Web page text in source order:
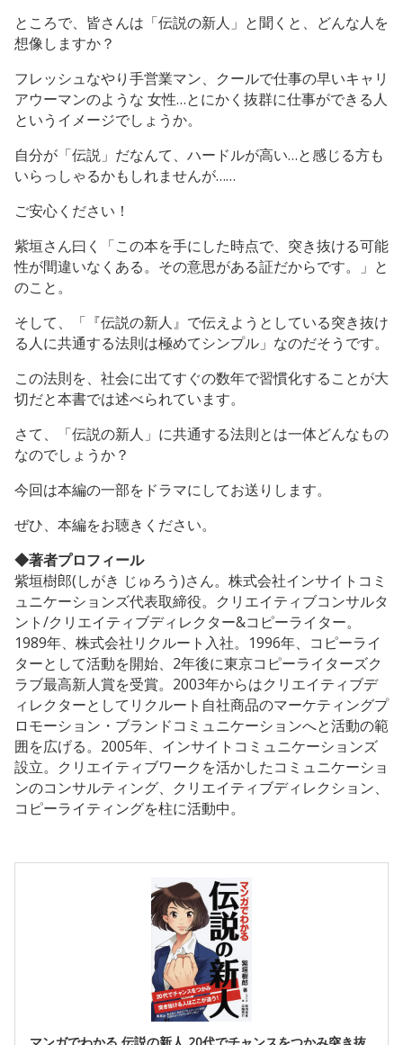
ところで、皆さんは「伝説の新人」と聞くと、どんな人を
想像しますか？
フレッシュなやり手営業マン、クールで仕事の早いキャリ
アウーマンのような 女性…とにかく抜群に仕事ができる人
というイメージでしょうか。
自分が「伝説」だなんて、ハードルが高い…と感じる方も
いらっしゃるかもしれませんが……
ご安心ください！
紫垣さん曰く「この本を手にした時点で、突き抜ける可能
性が間違いなくある。その意思がある証だからです。」と
のこと。
そして、「『伝説の新人』で伝えようとしている突き抜け
る人に共通する法則は極めてシンプル」なのだそうです。
この法則を、社会に出てすぐの数年で習慣化することが大
切だと本書では述べられています。
さて、「伝説の新人」に共通する法則とは一体どんなもの
なのでしょうか？
今回は本編の一部をドラマにしてお送りします。
ぜひ、本編をお聴きください。
◆著者プロフィール
紫垣樹郎(しがき じゅろう)さん。株式会社インサイトコミ
ュニケーションズ代表取締役。クリエイティブコンサルタ
ント/クリエイティブディレクター&コピーライター。
1989年、株式会社リクルート入社。1996年、コピーライ
ターとして活動を開始、2年後に東京コピーライターズク
ラブ最高新人賞を受賞。2003年からはクリエイティブデ
ィレクターとしてリクルート自社商品のマーケティングプ
ロモーション・ブランドコミュニケーションへと活動の範
囲を広げる。2005年、インサイトコミュニケーションズ
設立。クリエイティブワークを活かしたコミュニケーショ
ンのコンサルティング、クリエイティブディレクション、
コピーライティングを柱に活動中。